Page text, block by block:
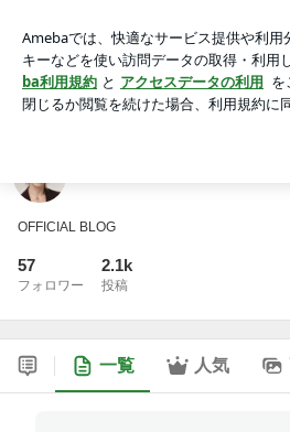
アプリをダウンロードして ブログの更新
ょう。
OFFICIAL BLOG
57
フォロワー
2.1k
投稿
一覧 人気